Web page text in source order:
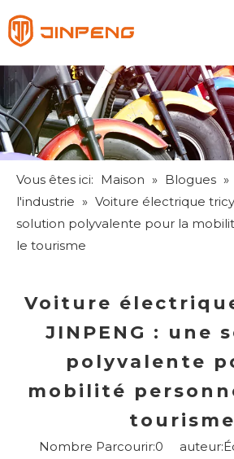
Vous êtes ici: Maison » Blogues »
l'industrie » Voiture électrique
solution polyvalente pour la
le tourisme
Voiture
JINPENG : une
polyvalente
mobilité
tourisme
Nombre Parcourir:0